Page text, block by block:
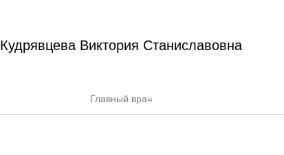
Кудрявцева Виктория Станиславовна
Главный врач